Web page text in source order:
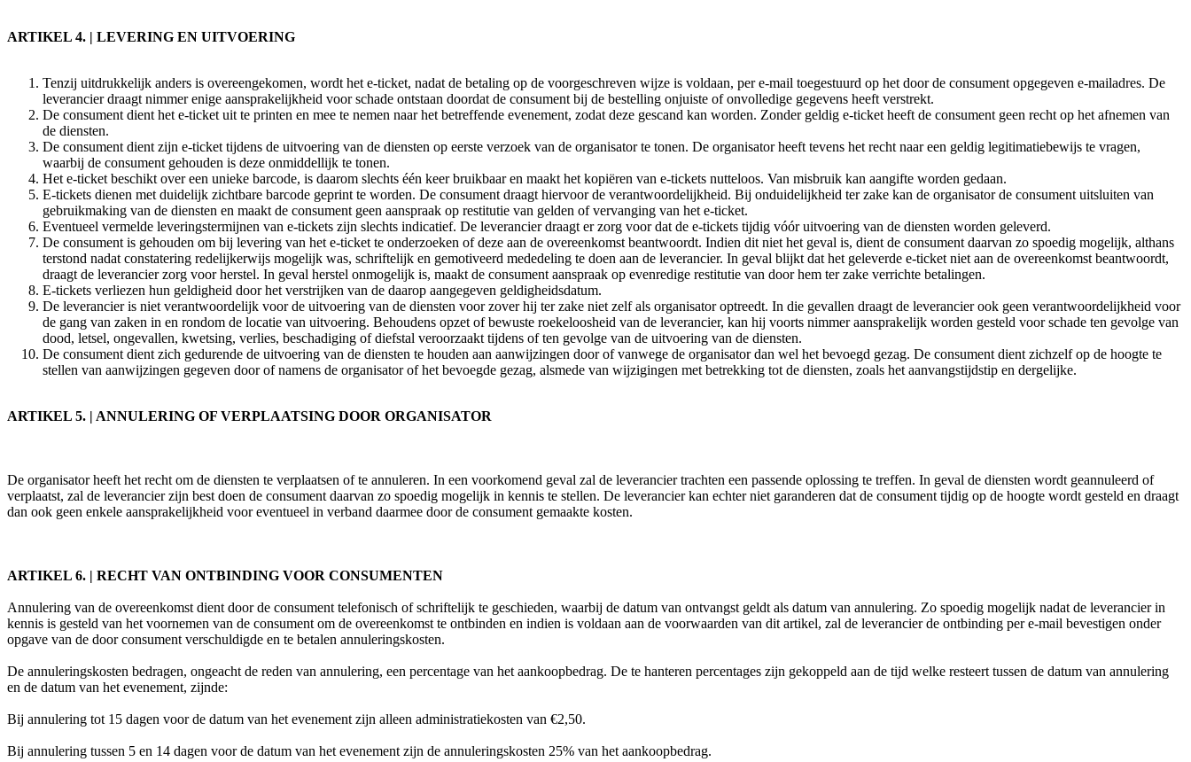
ARTIKEL 4. | LEVERING EN UITVOERING
Tenzij uitdrukkelijk anders is overeengekomen, wordt het e-ticket, nadat de betaling op de voorgeschreven wijze is voldaan, per e-mail toegestuurd op het door de consument opgegeven e-mailadres. De
leverancier draagt nimmer enige aansprakelijkheid voor schade ontstaan doordat de consument bij de bestelling onjuiste of onvolledige gegevens heeft verstrekt.
De consument dient het e-ticket uit te printen en mee te nemen naar het betreffende evenement, zodat deze gescand kan worden. Zonder geldig e-ticket heeft de consument geen recht op het afnemen van
de diensten.
De consument dient zijn e-ticket tijdens de uitvoering van de diensten op eerste verzoek van de organisator te tonen. De organisator heeft tevens het recht naar een geldig legitimatiebewijs te vragen,
waarbij de consument gehouden is deze onmiddellijk te tonen.
Het e-ticket beschikt over een unieke barcode, is daarom slechts één keer bruikbaar en maakt het kopiëren van e-tickets nutteloos. Van misbruik kan aangifte worden gedaan.
E-tickets dienen met duidelijk zichtbare barcode geprint te worden. De consument draagt hiervoor de verantwoordelijkheid. Bij onduidelijkheid ter zake kan de organisator de consument uitsluiten van
gebruikmaking van de diensten en maakt de consument geen aanspraak op restitutie van gelden of vervanging van het e-ticket.
Eventueel vermelde leveringstermijnen van e-tickets zijn slechts indicatief. De leverancier draagt er zorg voor dat de e-tickets tijdig vóór uitvoering van de diensten worden geleverd.
De consument is gehouden om bij levering van het e-ticket te onderzoeken of deze aan de overeenkomst beantwoordt. Indien dit niet het geval is, dient de consument daarvan zo spoedig mogelijk, althans
terstond nadat constatering redelijkerwijs mogelijk was, schriftelijk en gemotiveerd mededeling te doen aan de leverancier. In geval blijkt dat het geleverde e-ticket niet aan de overeenkomst beantwoordt,
draagt de leverancier zorg voor herstel. In geval herstel onmogelijk is, maakt de consument aanspraak op evenredige restitutie van door hem ter zake verrichte betalingen.
E-tickets verliezen hun geldigheid door het verstrijken van de daarop aangegeven geldigheidsdatum.
De leverancier is niet verantwoordelijk voor de uitvoering van de diensten voor zover hij ter zake niet zelf als organisator optreedt. In die gevallen draagt de leverancier ook geen verantwoordelijkheid voor
de gang van zaken in en rondom de locatie van uitvoering. Behoudens opzet of bewuste roekeloosheid van de leverancier, kan hij voorts nimmer aansprakelijk worden gesteld voor schade ten gevolge van
dood, letsel, ongevallen, kwetsing, verlies, beschadiging of diefstal veroorzaakt tijdens of ten gevolge van de uitvoering van de diensten.
De consument dient zich gedurende de uitvoering van de diensten te houden aan aanwijzingen door of vanwege de organisator dan wel het bevoegd gezag. De consument dient zichzelf op de hoogte te
stellen van aanwijzingen gegeven door of namens de organisator of het bevoegde gezag, alsmede van wijzigingen met betrekking tot de diensten, zoals het aanvangstijdstip en dergelijke.
ARTIKEL 5. | ANNULERING OF VERPLAATSING DOOR ORGANISATOR
De organisator heeft het recht om de diensten te verplaatsen of te annuleren. In een voorkomend geval zal de leverancier trachten een passende oplossing te treffen. In geval de diensten wordt geannuleerd of
verplaatst, zal de leverancier zijn best doen de consument daarvan zo spoedig mogelijk in kennis te stellen. De leverancier kan echter niet garanderen dat de consument tijdig op de hoogte wordt gesteld en draagt
dan ook geen enkele aansprakelijkheid voor eventueel in verband daarmee door de consument gemaakte kosten.
ARTIKEL 6. | RECHT VAN ONTBINDING VOOR CONSUMENTEN
Annulering van de overeenkomst dient door de consument telefonisch of schriftelijk te geschieden, waarbij de datum van ontvangst geldt als datum van annulering. Zo spoedig mogelijk nadat de leverancier in
kennis is gesteld van het voornemen van de consument om de overeenkomst te ontbinden en indien is voldaan aan de voorwaarden van dit artikel, zal de leverancier de ontbinding per e-mail bevestigen onder
opgave van de door consument verschuldigde en te betalen annuleringskosten.
De annuleringskosten bedragen, ongeacht de reden van annulering, een percentage van het aankoopbedrag. De te hanteren percentages zijn gekoppeld aan de tijd welke resteert tussen de datum van annulering
en de datum van het evenement, zijnde:
Bij annulering tot 15 dagen voor de datum van het evenement zijn alleen administratiekosten van €2,50.
Bij annulering tussen 5 en 14 dagen voor de datum van het evenement zijn de annuleringskosten 25% van het aankoopbedrag.